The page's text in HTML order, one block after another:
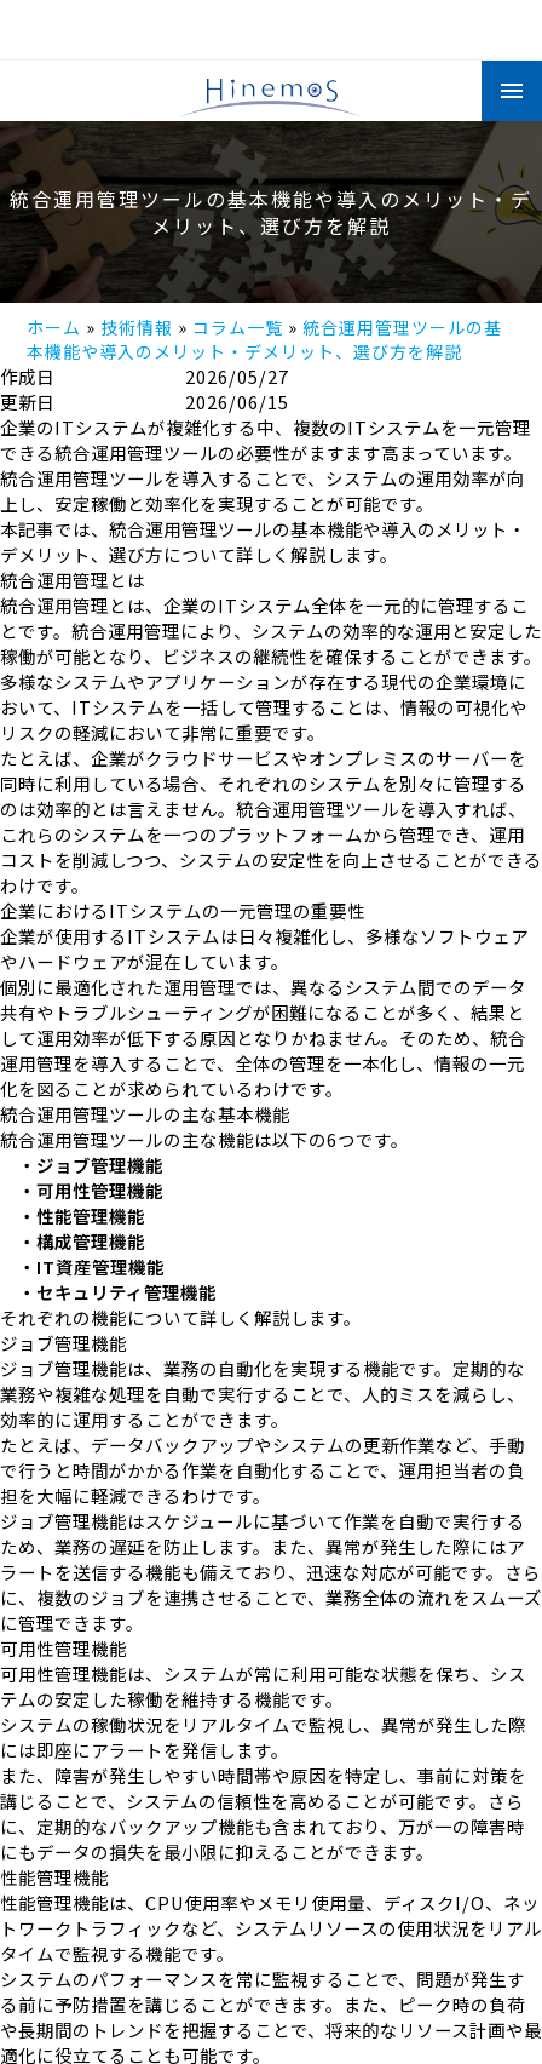
コ
ン
テ
ツ統合運用管理ツールの基本機能や導入のメリット・デ
メリット、選び方を解説
ホーム 技術情報 コラム一覧
統合運用管理ツールの基
本機能や導入のメリット・デメリット、選び方を解説
作成日
2026/05/27
更新日
2026/06/15
企業のITシステムが複雑化する中、複数のITシステムを一元管理
できる統合運用管理ツールの必要性がますます高まっています。
統合運用管理ツールを導入することで、システムの運用効率が向
上し、安定稼働と効率化を実現することが可能です。
本記事では、統合運用管理ツールの基本機能や導入のメリット・
デメリット、選び方について詳しく解説します。
統合運用管理とは
統合運用管理とは、企業のITシステム全体を一元的に管理するこ
とです。統合運用管理により、システムの効率的な運用と安定した
稼働が可能となり、ビジネスの継続性を確保することができます。
多様なシステムやアプリケーションが存在する現代の企業環境に
おいて、ITシステムを一括して管理することは、情報の可視化や
リスクの軽減において非常に重要です。
たとえば、企業がクラウドサービスやオンプレミスのサーバーを
同時に利用している場合、それぞれのシステムを別々に管理する
のは効率的とは言えません。統合運用管理ツールを導入すれば、
これらのシステムを一つのプラットフォームから管理でき、運用
コストを削減しつつ、システムの安定性を向上させることができる
わけです。
企業におけるITシステムの一元管理の重要性
企業が使用するITシステムは日々複雑化し、多様なソフトウェア
やハードウェアが混在しています。
個別に最適化された運用管理では、異なるシステム間でのデータ
共有やトラブルシューティングが困難になることが多く、結果と
して運用効率が低下する原因となりかねません。そのため、統合
運用管理を導入することで、全体の管理を一本化し、情報の一元
化を図ることが求められているわけです。
統合運用管理ツールの主な基本機能
統合運用管理ツールの主な機能は以下の6つです。
・ジョブ管理機能
・可用性管理機能
・性能管理機能
・構成管理機能
・IT資産管理機能
・セキュリティ管理機能
それぞれの機能について詳しく解説します。
ジョブ管理機能
ジョブ管理機能は、業務の自動化を実現する機能です。定期的な
業務や複雑な処理を自動で実行することで、人的ミスを減らし、
効率的に運用することができます。
たとえば、データバックアップやシステムの更新作業など、手動
で行うと時間がかかる作業を自動化することで、運用担当者の負
担を大幅に軽減できるわけです。
ジョブ管理機能はスケジュールに基づいて作業を自動で実行する
ため、業務の遅延を防止します。また、異常が発生した際にはア
ラートを送信する機能も備えており、迅速な対応が可能です。さら
に、複数のジョブを連携させることで、業務全体の流れをスムーズ
に管理できます。
可用性管理機能
可用性管理機能は、システムが常に利用可能な状態を保ち、シス
テムの安定した稼働を維持する機能です。
システムの稼働状況をリアルタイムで監視し、異常が発生した際
には即座にアラートを発信します。
また、障害が発生しやすい時間帯や原因を特定し、事前に対策を
講じることで、システムの信頼性を高めることが可能です。さら
に、定期的なバックアップ機能も含まれており、万が一の障害時
にもデータの損失を最小限に抑えることができます。
性能管理機能
性能管理機能は、CPU使用率やメモリ使用量、ディスクI/O、ネッ
トワークトラフィックなど、システムリソースの使用状況をリアル
タイムで監視する機能です。
システムのパフォーマンスを常に監視することで、問題が発生す
る前に予防措置を講じることができます。また、ピーク時の負荷
や長期間のトレンドを把握することで、将来的なリソース計画や最
適化に役立てることも可能です。